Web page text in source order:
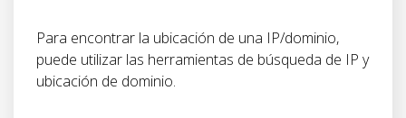
Para encontrar la ubicación de una IP/dominio,
puede utilizar las herramientas de búsqueda de IP y
ubicación de dominio.